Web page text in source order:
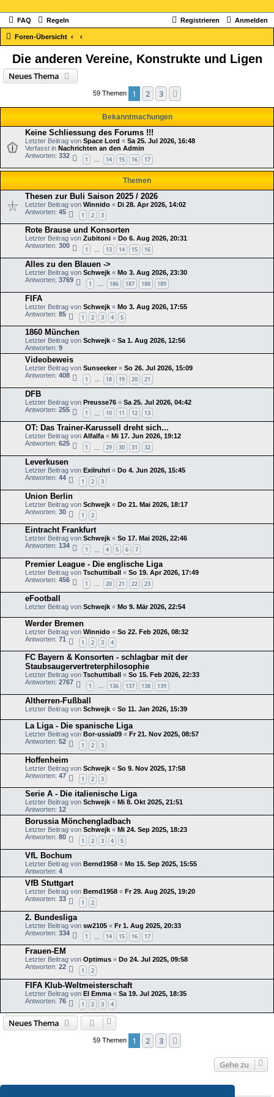
FAQ Regeln Anmelden
Registrieren
Foren-Übersicht
Die anderen Vereine, Konstrukte und Ligen
Neues Thema
59 Themen 1 2 3
Bekanntmachungen
Keine Schliessung des Forums !!!
Letzter Beitrag von Space Lord « Sa 25. Jul 2026, 16:48
Verfasst in Nachrichten an den Admin
Antworten: 332 1 … 14 15 16 17
Themen
Thesen zur Buli Saison 2025 / 2026
Letzter Beitrag von Winnido « Di 28. Apr 2026, 14:02
Antworten: 45 1 2 3
Rote Brause und Konsorten
Letzter Beitrag von Zubitoni « Do 6. Aug 2026, 20:31
Antworten: 300 1 … 13 14 15 16
Alles zu den Blauen ->
Letzter Beitrag von Schwejk « Mo 3. Aug 2026, 23:30
Antworten: 3769 1 … 186 187 188 189
FIFA
Letzter Beitrag von Schwejk « Mo 3. Aug 2026, 17:55
Antworten: 85 1 2 3 4 5
1860 München
Letzter Beitrag von Schwejk « Sa 1. Aug 2026, 12:56
Antworten: 9
Videobeweis
Letzter Beitrag von Sunseeker« So 26. Jul 2026, 15:09
Antworten: 408 1 … 18 19 20 21
DFB
Letzter Beitrag von Preusse76 « Sa 25. Jul 2026, 04:42
Antworten: 255 1 10 11 12 13
OT: Das Trainer-Karussell dreht sich...
Letzter Beitrag von Alfalfa« Mi 17. Jun 2026, 19:12
Antworten: 625 1 29 30 31 32
Leverkusen
Letzter Beitrag von Exilruhri « Do 4. Jun 2026, 15:45
Antworten: 44 1 2 3
Union Berlin
Letzter Beitrag von Schwejk « Do 21. Mai 2026, 18:17
Antworten: 30 1 2
Eintracht Frankfurt
Letzter Beitrag von Schwejk « So 17. Mai 2026, 22:46
Antworten: 134 1 4 5 6 7
Premier League - Die englische Liga
Letzter Beitrag von Tschuttiball « So 19. Apr 2026, 17:49
Antworten: 456 1 … 20 21 22 23
eFootball
Letzter Beitrag von Schwejk « Mo 9. Mär 2026, 22:54
Werder Bremen
Letzter Beitrag von Winnido « So 22. Feb 2026, 08:32
Antworten: 71 1 2 3 4
FC Bayern & Konsorten - schlagbar mit der
Staubsaugervertreterphilosophie
Letzter Beitrag von Tschuttiball « So 15. Feb 2026, 22:33
Antworten: 2767 1 … 136 137 138 139
Altherren-Fußball
Letzter Beitrag von Schwejk « So 11. Jan 2026, 15:39
La Liga - Die spanische Liga
Letzter Beitrag von Bor-ussia09 « Fr 21. Nov 2025, 08:57
Antworten: 52 1 2 3
Hoffenheim
Letzter Beitrag von Schwejk « So 9. Nov 2025, 17:58
Antworten: 47 1 2 3
Serie A - Die italienische Liga
Letzter Beitrag von Schwejk « Mi 8. Okt 2025, 21:51
Antworten: 12
Borussia Mönchengladbach
Letzter Beitrag von Schwejk « Mi 24. Sep 2025, 18:23
Antworten: 80 1 2 3 4 5
VfL Bochum
Letzter Beitrag von Bernd1958 « Mo 15. Sep 2025, 15:55
Antworten: 4
VfB Stuttgart
Letzter Beitrag von Bernd1958 « Fr 29. Aug 2025, 19:20
Antworten: 33 1 2
2. Bundesliga
Letzter Beitrag von sw2105 « Fr 1. Aug 2025, 20:33
Antworten: 334 1 14 15 16 17
Frauen-EM
Letzter Beitrag von Optimus « Do 24. Jul 2025, 09:58
Antworten: 22 1 2
FIFA Klub-Weltmeisterschaft
Letzter Beitrag von El Emma « Sa 19. Jul 2025, 18:35
Antworten: 76 1 2 3 4
Neues Thema
59 Themen 1 2 3
Gehe zu